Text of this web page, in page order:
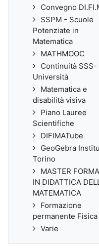
Convegno
SSPM - Scuole
Potenziate in
Matematica
MATHMOOC
Continuità SSS-
Università
Matematica e
disabilità visiva
Piano Lauree
Scientifiche
DIFIMATube
GeoGebra
Torino
MASTER
IN DIDATTICA
MATEMATICA
Formazione
permanente Fisica
Varie